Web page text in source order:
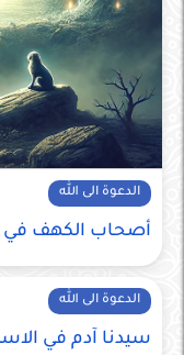
الدعوة الى الله
أصحاب الكهف في
الدعوة الى الله
سيدنا آدم في